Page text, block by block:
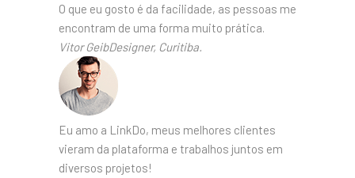
O que eu gosto é da facilidade, as pessoas me
encontram de uma forma muito prática.
Vitor GeibDesigner, Curitiba.
Eu amo a LinkDo, meus melhores clientes
vieram da plataforma e trabalhos juntos em
diversos projetos!